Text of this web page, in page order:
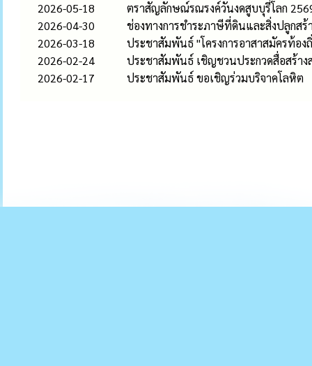
2026-05-18
ตราสัญลักษณ์รณรงค์วันงดสูบบุรี่โลก
2026-04-30
ช่องทางการชำระภาษีที่ดินและสิ่งปลูกสร้
2026-03-18
ประชาสัมพันธ์ "โครงการอาสาสมัครท้อง
2026-02-24
ประชาสัมพันธ์ เชิญชวนประกวดสื่อสร้า
2026-02-17
ประชาสัมพันธ์ ขอเชิญร่วมบริจาคโลหิต